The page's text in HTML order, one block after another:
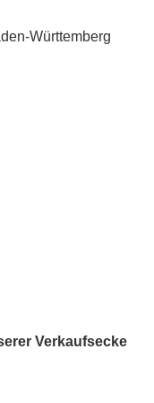
Württemberg
Verkaufsecke